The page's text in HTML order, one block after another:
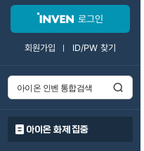
로그인
회원가입 ID/PW 찾기
아이온 화제 집중